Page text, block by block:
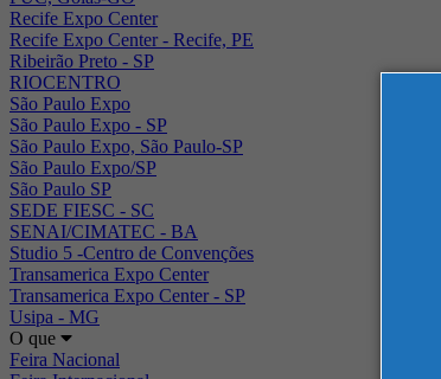
Recife Expo Center
Recife Expo Center - Recife, PE
Ribeirão Preto - SP
RIOCENTRO
São Paulo Expo
São Paulo Expo - SP
São Paulo Expo, São Paulo-SP
São Paulo Expo/SP
São Paulo SP
SEDE FIESC - SC
SENAI/CIMATEC - BA
Studio 5 -Centro de Convenções
Transamerica Expo Center
Transamerica Expo Center - SP
Usipa - MG
O que
Feira Nacional